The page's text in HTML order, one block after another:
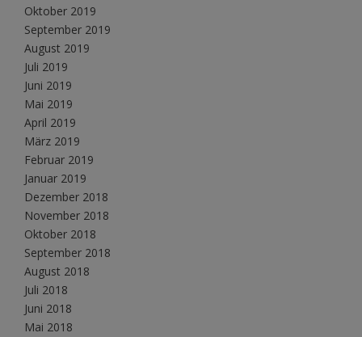
Oktober 2019
September 2019
August 2019
Juli 2019
Juni 2019
Mai 2019
April 2019
März 2019
Februar 2019
Januar 2019
Dezember 2018
November 2018
Oktober 2018
September 2018
August 2018
Juli 2018
Juni 2018
Mai 2018